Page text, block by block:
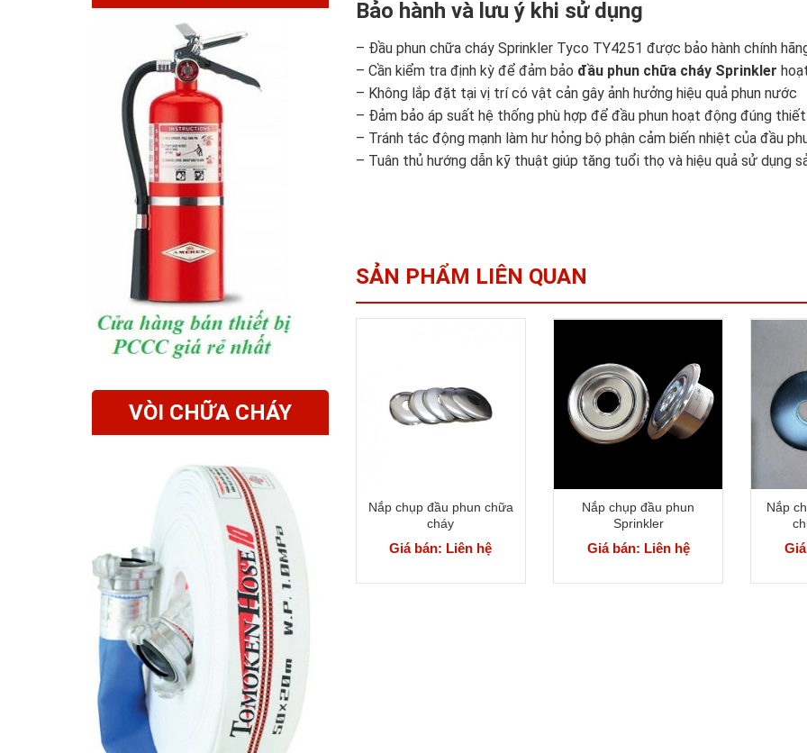
Bảo hành và lưu ý khi sử dụng
– Đầu phun chữa cháy Sprinkler Tyco TY4251 được bảo hành chính
– Cần kiểm tra định kỳ để đảm bảo đầu phun chữa cháy Sprinkler
– Không lắp đặt tại vị trí có vật cản gây ảnh hưởng hiệu quả phun nước
– Đảm bảo áp suất hệ thống phù hợp để đầu phun hoạt động đúng
– Tránh tác động mạnh làm hư hỏng bộ phận cảm biến nhiệt của đầu
– Tuân thủ hướng dẫn kỹ thuật giúp tăng tuổi thọ và hiệu quả sử dụng
SẢN PHẨM LIÊN QUAN
Nắp chụp đầu phun chữa
cháy
Giá bán: Liên hệ
Nắp chụp đầu phun
Sprinkler
Giá bán: Liên hệ
Nắp
VÒI CHỮA CHÁY